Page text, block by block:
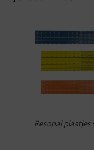
Resopal plaatjes